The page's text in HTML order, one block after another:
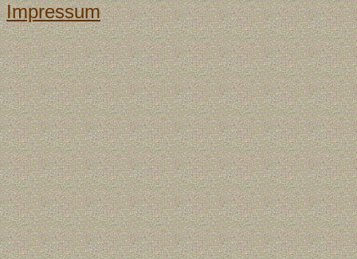
Impressum